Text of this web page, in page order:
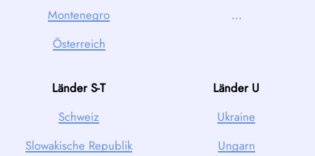
Montenegro
Österreich
...
Länder S-T
Schweiz
Slowakische Republik
Länder U
Ukraine
Ungarn